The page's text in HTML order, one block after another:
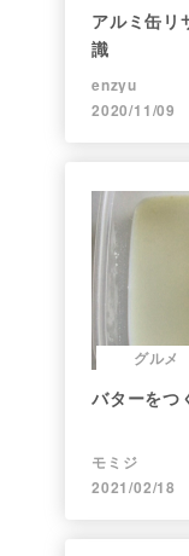
アルミ缶リ
識
enzyu
2020/11/09
グルメ
バターをつ
モミジ
2021/02/18